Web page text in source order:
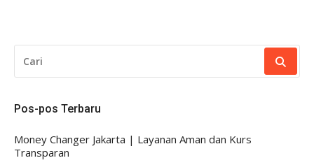
UNTUK:
Pos-pos Terbaru
Money Changer Jakarta | Layanan Aman dan Kurs
Transparan